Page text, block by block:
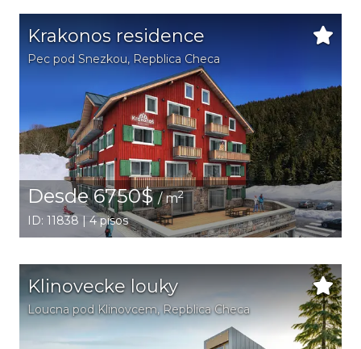
Krakonos residence
Pec pod Snezkou, Repblica Checa
Desde 6750$/ m2
ID: 11838 | 4 pisos
Klinovecke louky
Loucna pod Klinovcem, Repblica Checa